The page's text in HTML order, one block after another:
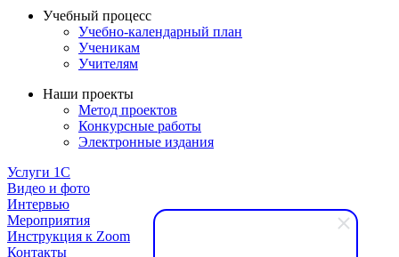
Учебный процесс
Учебно-календарный план
Ученикам
Учителям
Наши проекты
Метод проектов
Конкурсные работы
Электронные издания
Услуги 1C
Видео и фото
Интервью
Мероприятия
Инструкция к Zoom
Контакты